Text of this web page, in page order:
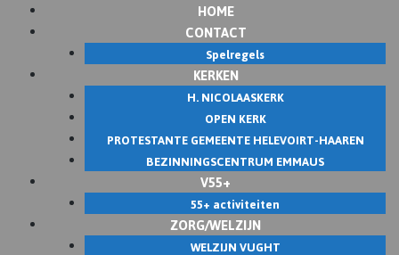
HOME
CONTACT
Spelregels
KERKEN
H. NICOLAASKERK
OPEN KERK
PROTESTANTE GEMEENTE HELEVOIRT-HAAREN
BEZINNINGSCENTRUM EMMAUS
V55+
55+ activiteiten
ZORG/WELZIJN
WELZIJN VUGHT